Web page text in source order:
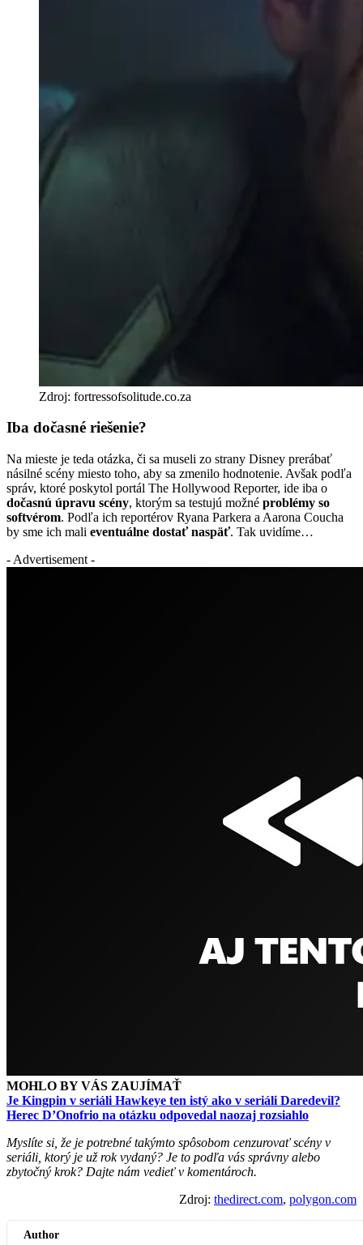
Zdroj: fortressofsolitude.co.za
Iba dočasné riešenie?
Na mieste je teda otázka, či sa museli zo strany Disney prerábať
násilné scény miesto toho, aby sa zmenilo hodnotenie. Avšak podľa
správ, ktoré poskytol portál The Hollywood Reporter, ide iba o
dočasnú úpravu scény, ktorým sa testujú možné problémy so
softvérom. Podľa ich reportérov Ryana Parkera a Aarona Coucha
by sme ich mali eventuálne dostať naspäť. Tak uvidíme…
- Advertisement -
MOHLO BY VÁS ZAUJÍMAŤ
Je Kingpin v seriáli Hawkeye ten istý ako v seriáli Daredevil?
Herec D’Onofrio na otázku odpovedal naozaj rozsiahlo
Myslíte si, že je potrebné takýmto spôsobom cenzurovať scény v
seriáli, ktorý je už rok vydaný? Je to podľa vás správny alebo
zbytočný krok? Dajte nám vedieť v komentároch.
Zdroj: thedirect.com, polygon.com
Author